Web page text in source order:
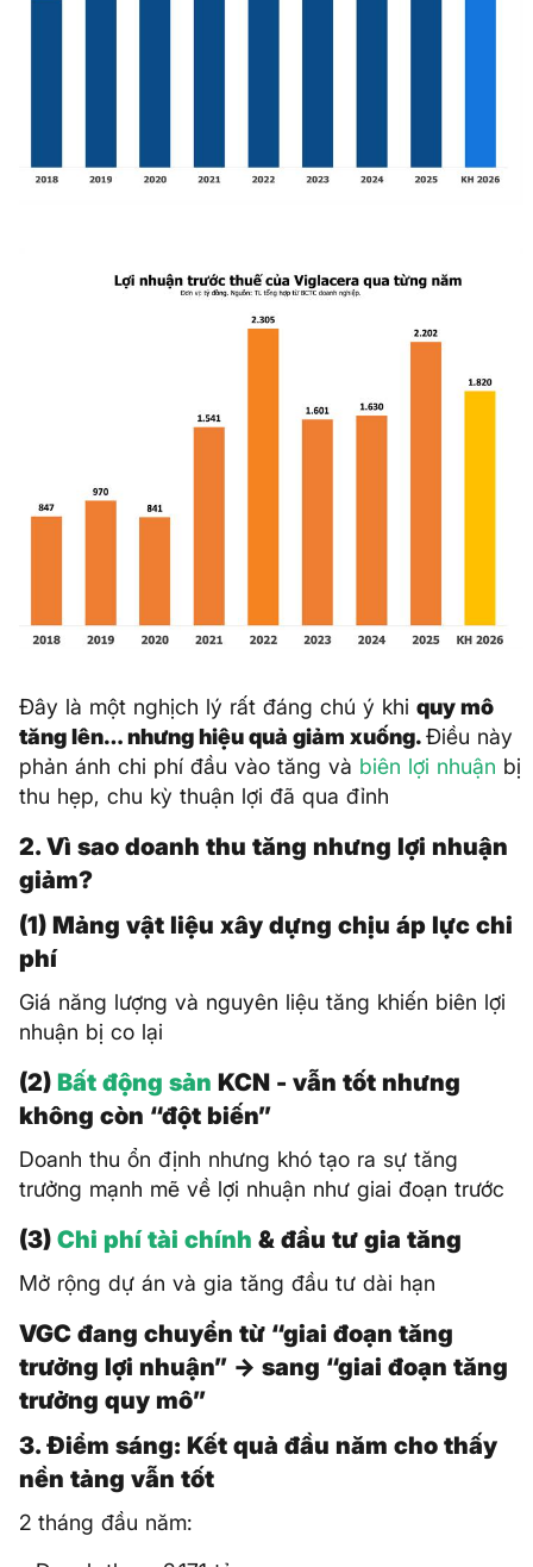
Đây là một nghịch lý rất đáng chú ý khi quy mô
tăng lên… nhưng hiệu quả giảm xuống.Điều này
phản ánh chi phí đầu vào tăng và biên lợi nhuận bị
thu hẹp, chu kỳ thuận lợi đã qua đỉnh
2. Vì sao doanh thu tăng nhưng lợi nhuận
giảm?
(1) Mảng vật liệu xây dựng chịu áp lực chi
phí
Giá năng lượng và nguyên liệu tăng khiến biên lợi
nhuận bị co lại
(2) Bất động sản KCN - vẫn tốt nhưng
không còn “đột biến”
Doanh thu ổn định nhưng khó tạo ra sự tăng
trưởng mạnh mẽ về lợi nhuận như giai đoạn trước
(3) Chi phí tài chính & đầu tư gia tăng
Mở rộng dự án và gia tăng đầu tư dài hạn
VGC đang chuyển từ “giai đoạn tăng
trưởng lợi nhuận” → sang “giai đoạn tăng
trưởng quy mô”
3. Điểm sáng: Kết quả đầu năm cho thấy
nền tảng vẫn tốt
2 tháng đầu năm: